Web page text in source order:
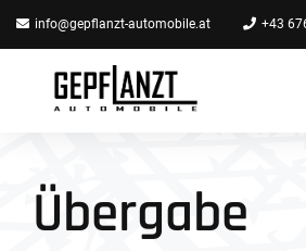
info@gepflanzt-automobile.at +43
Übergabe